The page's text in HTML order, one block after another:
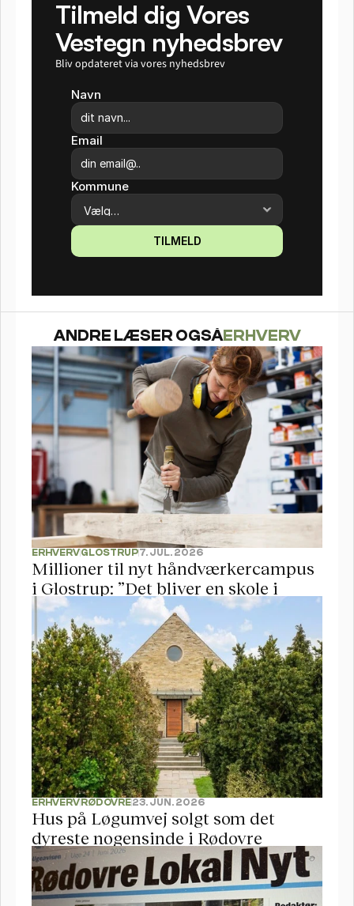
Tilmeld dig Vores
Vestegn nyhedsbrev
Bliv opdateret via vores nyhedsbrev
Navn
Email
Kommune
TILMELD
ANDRE LÆSER OGSÅERHVERV
ERHVERVGLOSTRUP7. JUL. 2026
Millioner til nyt håndværkercampus
i Glostrup: ”Det bliver en skole i
verdensklasse”
ERHVERV RØDOVRE23. JUN. 2026
Hus på Løgumvej solgt som det
dyreste nogensinde i Rødovre